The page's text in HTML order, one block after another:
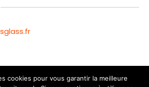
cookies pour vous garantir la meilleure